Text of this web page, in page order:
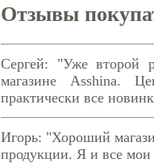
Отзывы
Сергей: "Уже второй
магазине Asshina.
практически все
Игорь: "Хороший
продукции. Я и все мои